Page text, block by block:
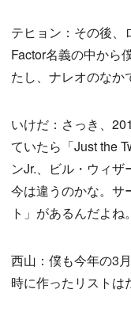
テヒョン：その後、
Factor名義の中から
たし、ナレオのなか
いけだ：さっき、
ていたら「Just the
ンJr.、ビル・ウィザ
今は違うのかな。サ
ト」があるんだよね。
西山：僕も今年の3
時に作ったリストは